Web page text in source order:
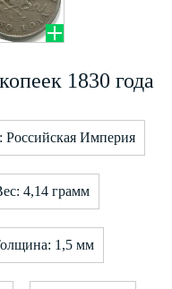
1830 года
Российская Империя
4,14 грамм
1,5 мм